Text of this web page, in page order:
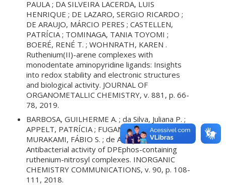
PAULA ; DA SILVEIRA LACERDA, LUIS
HENRIQUE ; DE LAZARO, SERGIO RICARDO ;
DE ARAUJO, MÁRCIO PERES ; CASTELLEN,
PATRÍCIA ; TOMINAGA, TANIA TOYOMI ;
BOERÉ, RENÉ T. ; WOHNRATH, KAREN .
Ruthenium(II)-arene complexes with
monodentate aminopyridine ligands: Insights
into redox stability and electronic structures
and biological activity. JOURNAL OF
ORGANOMETALLIC CHEMISTRY, v. 881, p. 66-
78, 2019.
BARBOSA, GUILHERME A. ; da Silva, Juliana P. ;
APPELT, PATRÍCIA ; FUGANTI, OTÁVIO ;
MURAKAMI, FÁBIO S. ; de Araujo, Márcio P. .
Antibacterial activity of DPEphos-containing
ruthenium-nitrosyl complexes. INORGANIC
CHEMISTRY COMMUNICATIONS, v. 90, p. 108-
111, 2018.